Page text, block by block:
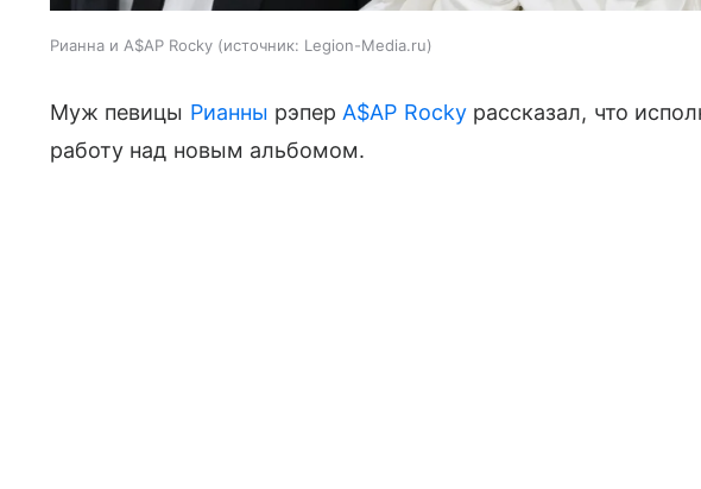
Рианна и A$AP Rocky источник: Legion-Media.ru
Муж певицы Рианны рэпер A$AP Rockyрассказал, что
работу над новым альбомом.